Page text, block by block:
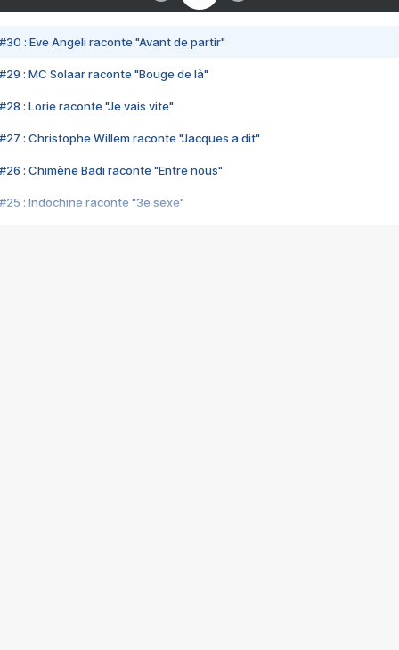
#30 : Eve Angeli raconte "Avant de partir"
#29 : MC Solaar raconte "Bouge de là"
#28 : Lorie raconte "Je vais vite"
#27 : Christophe Willem raconte "Jacques a dit"
#26 : Chimène Badi raconte "Entre nous"
#25 : Indochine raconte "3e sexe"